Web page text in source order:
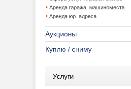
Аренда гаража, машиноместа
Аренда юр. адреса
Аукционы
Куплю / сниму
Услуги